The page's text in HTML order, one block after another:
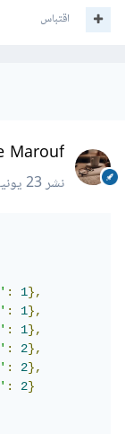
اقتباس
Marouf
نشر23 يونيو 2021
: 1},
: 1},
: 1},
: 2},
: 2},
: 2}